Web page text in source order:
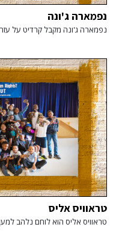
נפמארה ג'ונה
נפמארה ג'ונה מקבל קרדיט על
טראוויס אליס
טראוויס אליס הוא לוחם נלהב